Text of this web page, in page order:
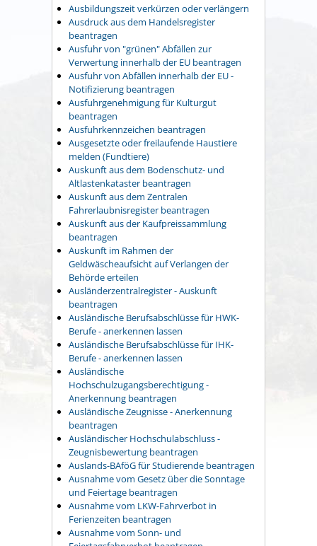
Ausbildungszeit verkürzen oder verlängern
Ausdruck aus dem Handelsregister
beantragen
Ausfuhr von "grünen" Abfällen zur
Verwertung innerhalb der EU beantragen
Ausfuhr von Abfällen innerhalb der EU -
Notifizierung beantragen
Ausfuhrgenehmigung für Kulturgut
beantragen
Ausfuhrkennzeichen beantragen
Ausgesetzte oder freilaufende Haustiere
melden (Fundtiere)
Auskunft aus dem Bodenschutz- und
Altlastenkataster beantragen
Auskunft aus dem Zentralen
Fahrerlaubnisregister beantragen
Auskunft aus der Kaufpreissammlung
beantragen
Auskunft im Rahmen der
Geldwäscheaufsicht auf Verlangen der
Behörde erteilen
Ausländerzentralregister - Auskunft
beantragen
Ausländische Berufsabschlüsse für HWK-
Berufe - anerkennen lassen
Ausländische Berufsabschlüsse für IHK-
Berufe - anerkennen lassen
Ausländische
Hochschulzugangsberechtigung -
Anerkennung beantragen
Ausländische Zeugnisse - Anerkennung
beantragen
Ausländischer Hochschulabschluss -
Zeugnisbewertung beantragen
Auslands-BAföG für Studierende beantragen
Ausnahme vom Gesetz über die Sonntage
und Feiertage beantragen
Ausnahme vom LKW-Fahrverbot in
Ferienzeiten beantragen
Ausnahme vom Sonn- und